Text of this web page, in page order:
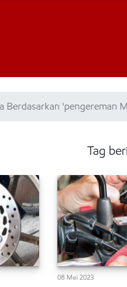
Berdasarkan 'pengereman
Tag
08 Mei 2023